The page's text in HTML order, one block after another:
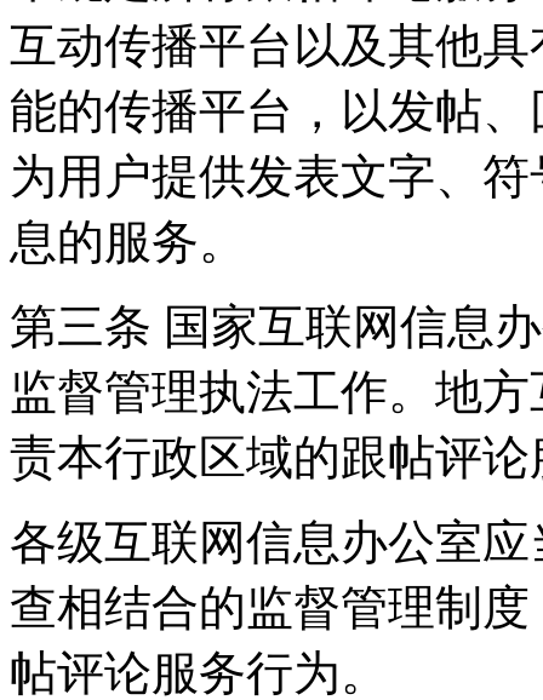
互动传播平台以及其他
能的传播平台，以发帖
为用户提供发表文字、
息的服务。
第三条 国家互联网信息
监督管理执法工作。地
责本行政区域的跟帖评
各级互联网信息办公室
查相结合的监督管理制
帖评论服务行为。